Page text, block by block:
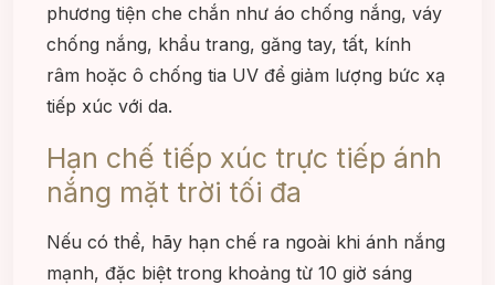
phương tiện che chắn như áo chống nắng, váy
chống nắng, khẩu trang, găng tay, tất, kính
râm hoặc ô chống tia UV để giảm lượng bức xạ
tiếp xúc với da.
Hạn chế tiếp xúc trực tiếp ánh
nắng mặt trời tối đa
Nếu có thể, hãy hạn chế ra ngoài khi ánh nắng
mạnh, đặc biệt trong khoảng từ 10 giờ sáng